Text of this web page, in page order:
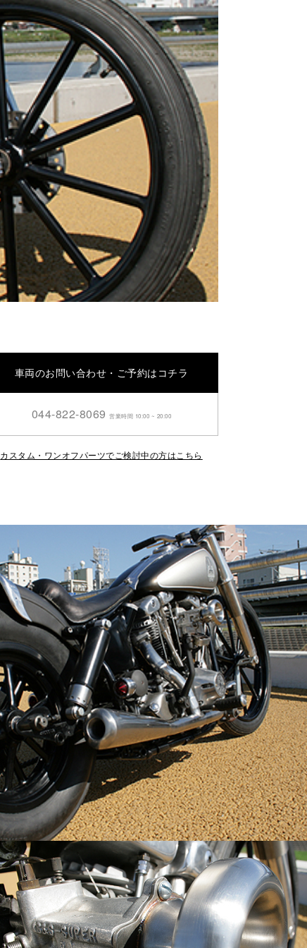
車両のお問い合わせ・ご予約はコチラ
044-822-8069営業時間 10:00 ~ 20:00
カスタム・ワンオフパーツでご検討中の方はこちら